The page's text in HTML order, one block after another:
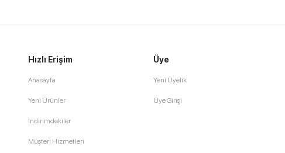
Hızlı Erişim
Anasayfa
Yeni Ürünler
İndirimdekiler
Müşteri Hizmetleri
Üye
Yeni Üyelik
Üye Girişi